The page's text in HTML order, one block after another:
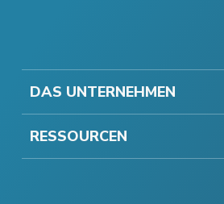
DAS UNTERNEHMEN
RESSOURCEN